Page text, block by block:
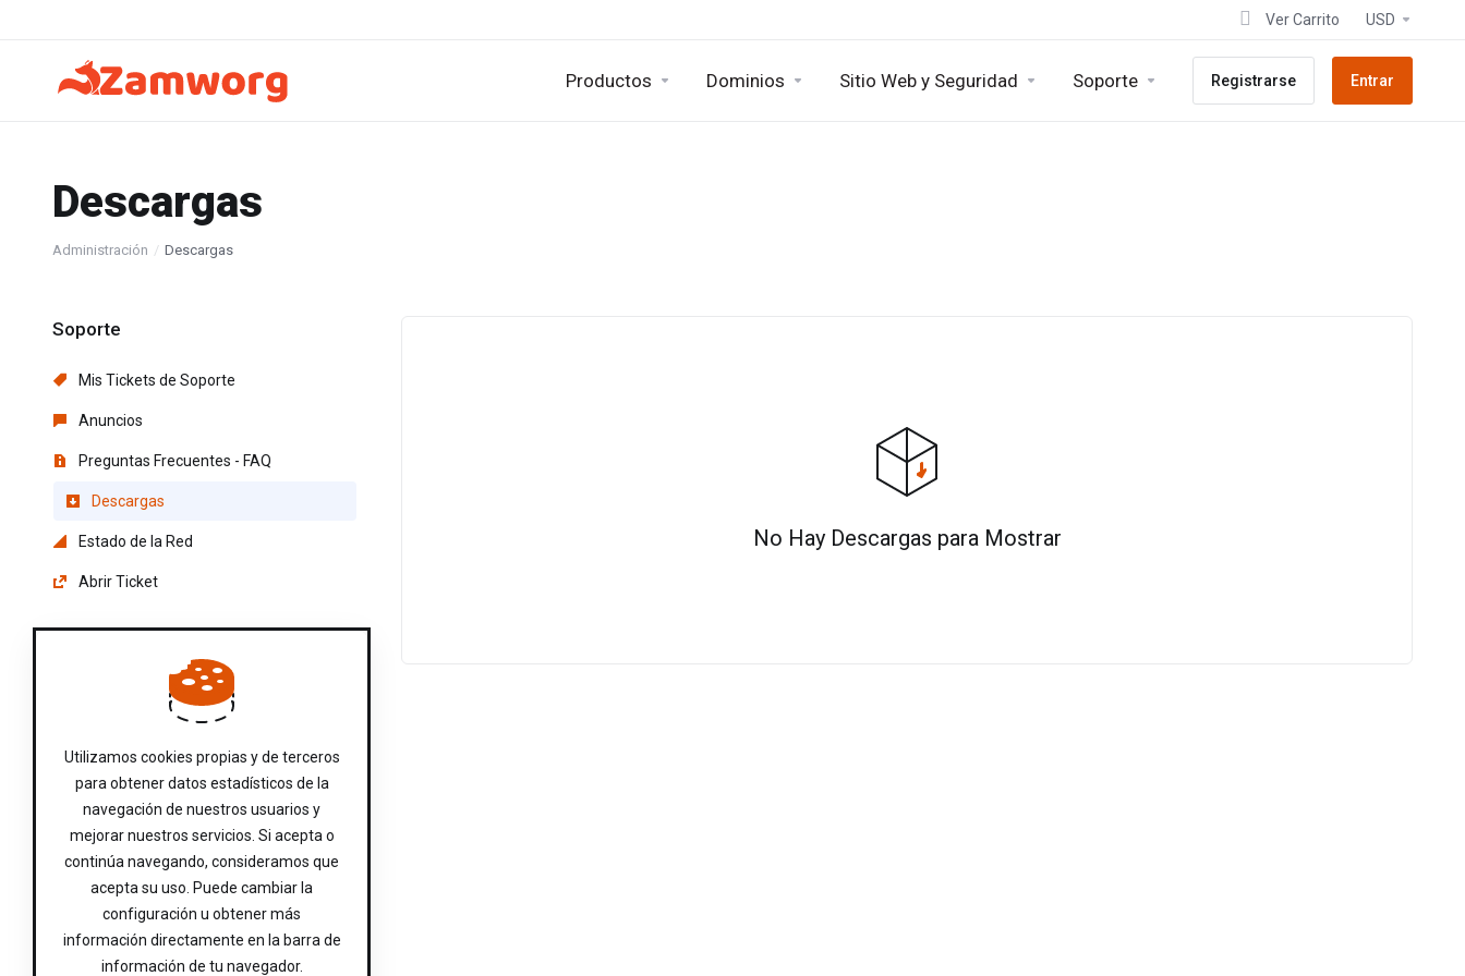
Ver Carrito USD
Productos Dominios Sitio Web y Seguridad Soporte Registrarse Entrar
Descargas
Administración Descargas
Soporte
Mis Tickets de Soporte
Anuncios
Preguntas Frecuentes - FAQ
Descargas
Estado de la Red
Abrir Ticket
No Hay Descargas para Mostrar
Utilizamos cookies propias y de terceros
para obtener datos estadísticos de la
navegación de nuestros usuarios y
mejorar nuestros servicios. Si acepta o
continúa navegando, consideramos que
acepta su uso. Puede cambiar la
configuración u obtener más
información directamente en la barra de
información de tu navegador.